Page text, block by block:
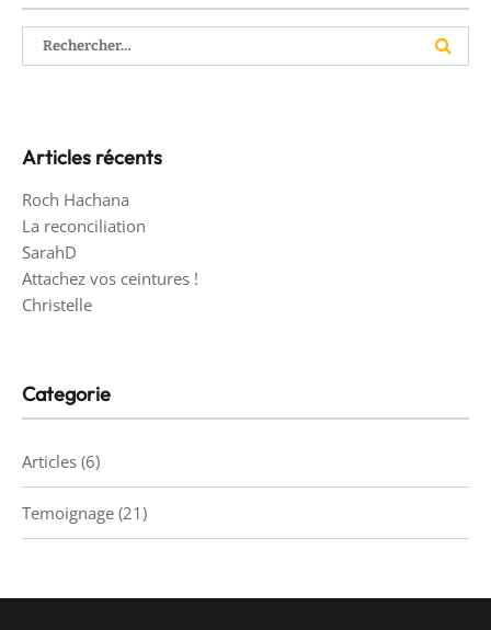
Rechercher :
Articles récents
Roch Hachana
La reconciliation
SarahD
Attachez vos ceintures !
Christelle
Categorie
Articles (6)
Temoignage (21)